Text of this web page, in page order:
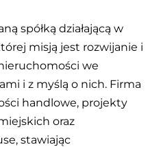
spółką działającą w
misją jest rozwijanie i
we
i z myślą o nich. Firma
handlowe, projekty
oraz
stawiając